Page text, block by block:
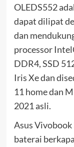
OLEDS552
dapat dilipat
dan
processor
DDR4, SSD
Iris Xe dan
11 home dan
2021 asli.
Asus
baterai